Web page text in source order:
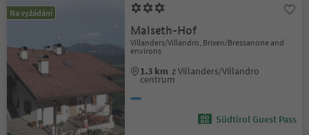
Na vyžádání
Malseth-Hof
Villanders/Villandro, Brixen/Bressanone and
environs
1.3 km z Villanders/Villandro
centrum
Südtirol Guest Pass